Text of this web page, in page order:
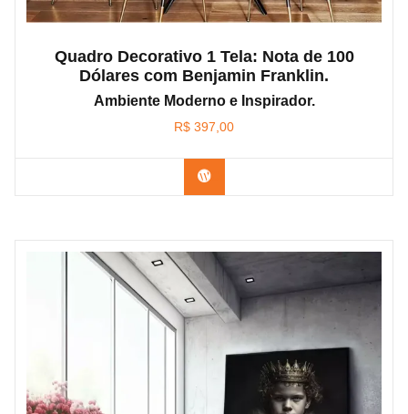
Quadro Decorativo 1 Tela: Nota de 100
Dólares com Benjamin Franklin.
Ambiente Moderno e Inspirador.
R$ 397,00
Confira os modelos